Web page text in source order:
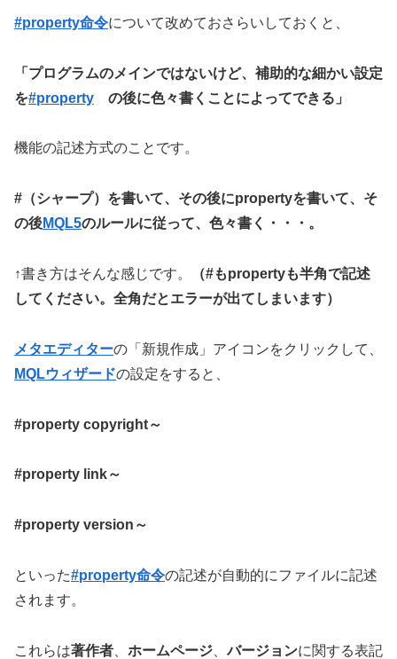
#property命令について改めておさらいしておくと、
「プログラムのメインではないけど、補助的な細かい設定
を#property の後に色々書くことによってできる」
機能の記述方式のことです。
#（シャープ）を書いて、その後にpropertyを書いて、そ
の後MQL5のルールに従って、色々書く・・・。
↑書き方はそんな感じです。
（#もpropertyも半角で記述
してください。全角だとエラーが出てしまいます）
メタエディターの「新規作成」アイコンをクリックして、
MQLウィザードの設定をすると、
#property copyright～
#property link～
#property version ～
といった#property命令の記述が自動的にファイルに記述
されます。
これらは著作者 ホームページ 、バージョンに関する表記